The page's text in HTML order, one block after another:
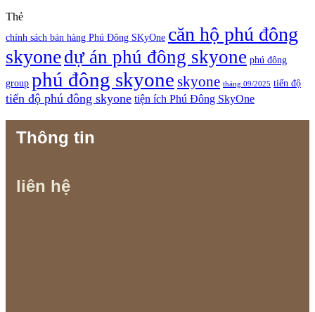
Thẻ
chính sách bán hàng Phú Đông SKyOne căn hộ phú đông
skyonedự án phú đông skyone phú đông
group phú đông skyone skyone tháng 09/2025 tiến độ
tiến độ phú đông skyone tiện ích Phú Đông SkyOne
Thông tin
liên hệ